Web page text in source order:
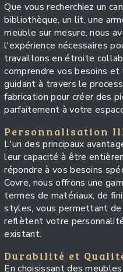
Que vous recherchiez un
bibliothèque, un lit, une
meuble sur mesure, nous
l'expérience nécessaires
travaillons en étroite
comprendre vos besoins et
guidant à travers le
fabrication pour créer des
parfaitement à votre
Personnalisation
L'un des principaux
leur capacité à être
répondre à vos besoins
Covre, nous offrons une
termes de matériaux, de
styles, vous permettant de
reflètent votre
existant.
Durabilité et
En choisissant des